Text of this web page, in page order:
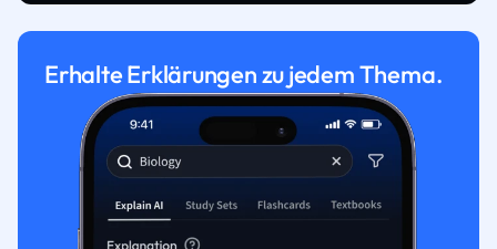
Erhalte Erklärungen zu jedem Thema.